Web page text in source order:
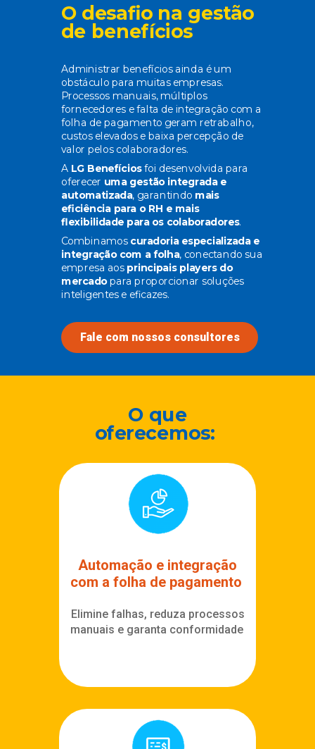
Administrar benefícios ainda é um
obstáculo para muitas empresas.
Processos manuais, múltiplos
fornecedores e falta de integração com a
folha de pagamento geram retrabalho,
custos elevados e baixa percepção de
valor pelos colaboradores.
A LG Benefíciosfoi desenvolvida para
oferecer uma gestão integrada e
automatizada, garantindo mais
eficiência para o RH e mais
flexibilidade para os colaboradores.
Combinamos curadoria especializada e
integração com a folha, conectando sua
empresa aos principais players do
mercadopara proporcionar soluções
inteligentes e eficazes.
Automação e integração
com a folha de pagamento
Elimine falhas, reduza processos
manuais e garanta conformidade
O que
oferecemos:
O desafio na gestão
de benefícios
Fale com nossos consultores